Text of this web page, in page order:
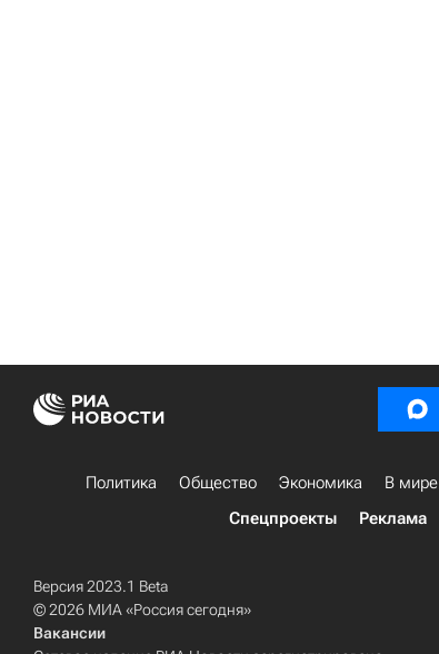
Политика Общество Экономика В мире
Спецпроекты
Реклама
Версия 2023.1 Beta
© 2026 МИА «Россия сегодня»
Вакансии